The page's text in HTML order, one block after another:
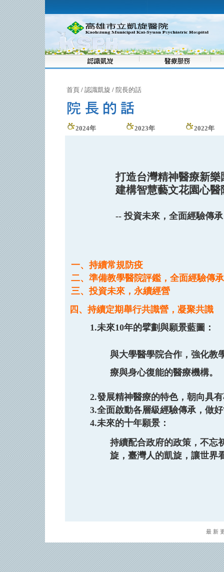
首頁 / 認識凱旋 / 院長的話
2024年 2023年 2022年
打造台灣精神醫療新樂
建構智慧藝文花園心醫
-- 投資未來，全面經驗傳
一、持續常規防疫
二、 準備教學醫院評鑑，全面經驗傳承
三、投資未來，永續經營
四、持續定期舉行共識營，凝聚共識
1.未來10年的擘劃與願景藍圖：
與大學醫學院合作，強化教
療與身心復能的醫療機構。
2.發展精神醫療的特色，朝向具
3.全面啟動各層級經驗傳承，做
4.未來的十年願景：
持續配合政府的政策，不忘
旋，臺灣人的凱旋，讓世界
最新